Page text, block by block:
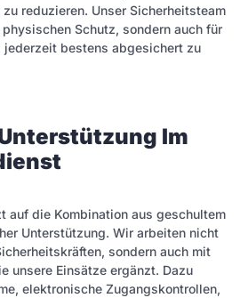
reduzieren. Unser Sicherheitsteam
Schutz, sondern auch für
bestens abgesichert zu
Im
auf die Kombination aus geschultem
Unterstützung. Wir arbeiten nicht
sondern auch mit
unsere Einsätze ergänzt. Dazu
elektronische Zugangskontrollen,